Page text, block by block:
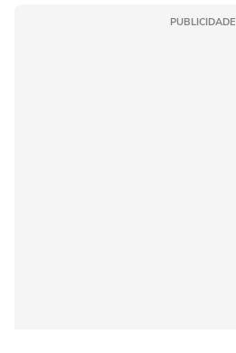
PUBLICIDADE